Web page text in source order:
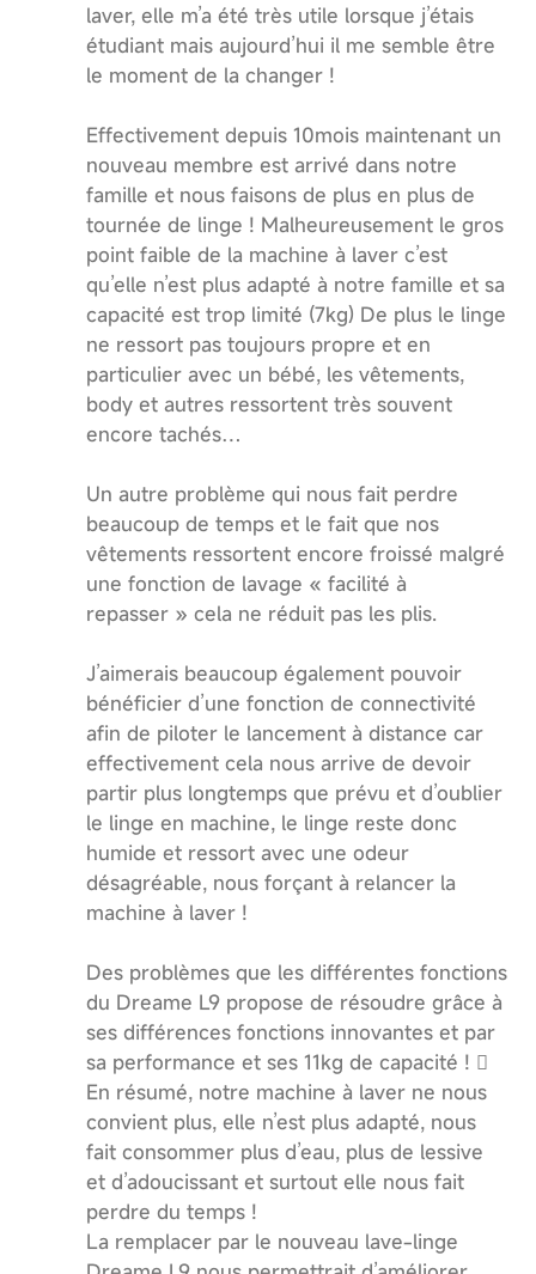
laver, elle m’a été très utile lorsque j’étais
étudiant mais aujourd’hui il me semble être
le moment de la changer !
Effectivement depuis 10mois maintenant un
nouveau membre est arrivé dans notre
famille et nous faisons de plus en plus de
tournée de linge ! Malheureusement le gros
point faible de la machine à laver c’est
qu’elle n’est plus adapté à notre famille et sa
capacité est trop limité (7kg) De plus le linge
ne ressort pas toujours propre et en
particulier avec un bébé, les vêtements,
body et autres ressortent très souvent
encore tachés…
Un autre problème qui nous fait perdre
beaucoup de temps et le fait que nos
vêtements ressortent encore froissé malgré
une fonction de lavage « facilité à
repasser » cela ne réduit pas les plis.
J’aimerais beaucoup également pouvoir
bénéficier d’une fonction de connectivité
afin de piloter le lancement à distance car
effectivement cela nous arrive de devoir
partir plus longtemps que prévu et d’oublier
le linge en machine, le linge reste donc
humide et ressort avec une odeur
désagréable, nous forçant à relancer la
machine à laver !
Des problèmes que les différentes fonctions
du Dreame L9 propose de résoudre grâce à
ses différences fonctions innovantes et par
sa performance et ses 11kg de capacité ! 🫪
En résumé, notre machine à laver ne nous
convient plus, elle n’est plus adapté, nous
fait consommer plus d’eau, plus de lessive
et d’adoucissant et surtout elle nous fait
perdre du temps !
La remplacer par le nouveau lave-linge